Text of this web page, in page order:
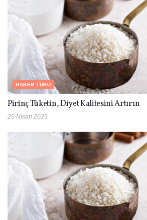
HABER TURU
Pirinç Tüketin, Diyet Kalitesini Artırın
20 Nisan 2026